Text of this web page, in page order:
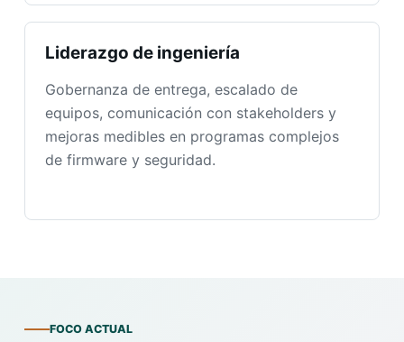
Liderazgo de ingeniería
Gobernanza de entrega, escalado de
equipos, comunicación con stakeholders y
mejoras medibles en programas complejos
de firmware y seguridad.
FOCO ACTUAL